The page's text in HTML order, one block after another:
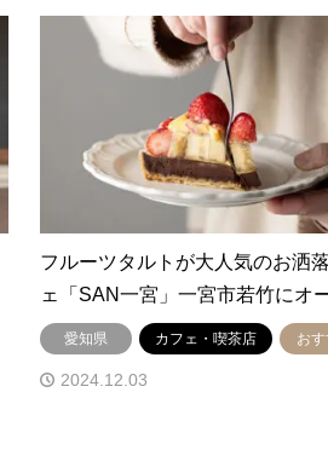
フルーツタルトが大人気のお洒
ェ「SAN一宮」一宮市若竹にオ
愛知県 カフェ・喫茶店 お
2024.12.03